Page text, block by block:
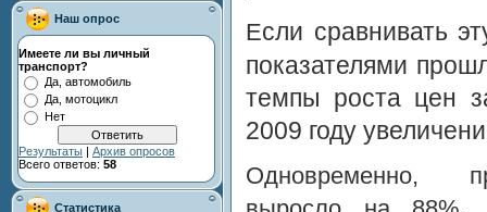
Наш опрос
Имеете ли вы личный
транспорт?
Да, автомобиль
Да, мотоцикл
Нет
Результаты | Архив опросов
Всего ответов: 58
Статистика
Если сравнивать
показателями
темпы роста цен
2009 году
Одновременно,